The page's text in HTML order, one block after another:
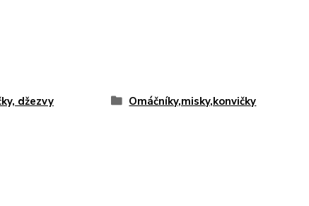
džezvy Omáčníky,misky,konvičky